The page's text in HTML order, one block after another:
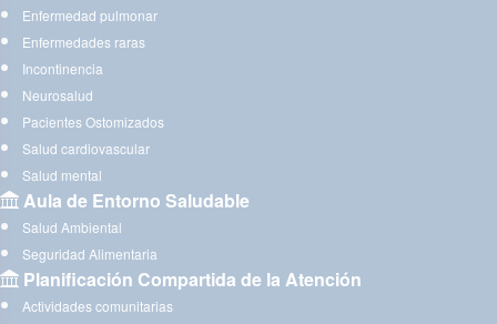
Enfermedad pulmonar
Enfermedades raras
Incontinencia
Neurosalud
Pacientes Ostomizados
Salud cardiovascular
Salud mental
Aula de Entorno Saludable
Salud Ambiental
Seguridad Alimentaria
Planificación Compartida de la Atención
Actividades comunitarias